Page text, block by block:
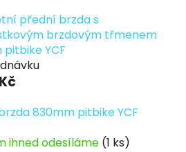
přední brzda s
brzdovým třmenem
pitbike YCF
830mm pitbike YCF
ihned odesíláme (1 ks)